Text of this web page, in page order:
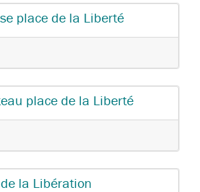
place de la Liberté
place de la Liberté
la Libération